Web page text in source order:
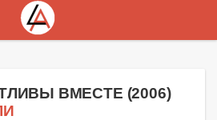
ВМЕСТЕ (2006)